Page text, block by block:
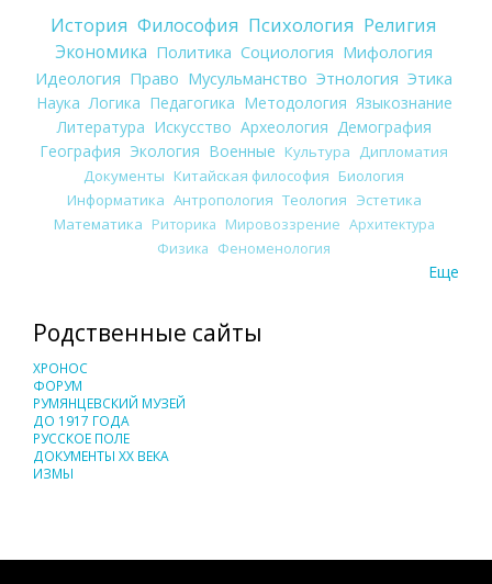
История Философия Психология Религия
Экономика Политика Социология Мифология
Идеология Право Мусульманство Этнология Этика
Наука Логика Педагогика Методология Языкознание
Литература Искусство Археология Демография
География Экология Военные Культура
Дипломатия
Документы Китайская философия Биология
Информатика Антропология Теология Эстетика
Математика Риторика Мировоззрение Архитектура
Физика Феноменология
Еще
Родственные сайты
ХРОНОС
ФОРУМ
РУМЯНЦЕВСКИЙ МУЗЕЙ
ДО 1917 ГОДА
РУССКОЕ ПОЛЕ
ДОКУМЕНТЫ XX ВЕКА
ИЗМЫ